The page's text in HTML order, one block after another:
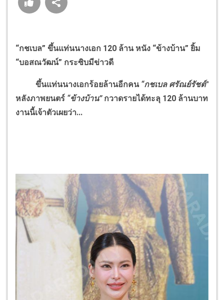
“กชเบล” ขึ้นแท่นนางเอก 120 ล้าน หนัง “ข้างบ้าน” ยิ้ม
“บอสณวัฒน์” กระซิบมีข่าวดี
ขึ้นแท่นนางเอกร้อยล้านอีกคน“กชเบล ศรัณย์รัชต์”
หลังภาพยนตร์ “ข้างบ้าน”กวาดรายได้ทะลุ 120 ล้านบาท
งานนี้เจ้าตัวเผยว่า...